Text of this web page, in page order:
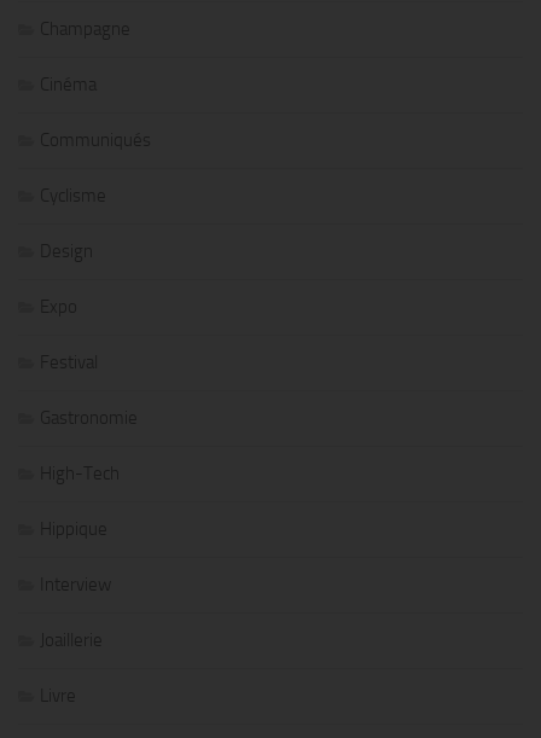
Champagne
Cinéma
Communiqués
Cyclisme
Design
Expo
Festival
Gastronomie
High-Tech
Hippique
Interview
Joaillerie
Livre